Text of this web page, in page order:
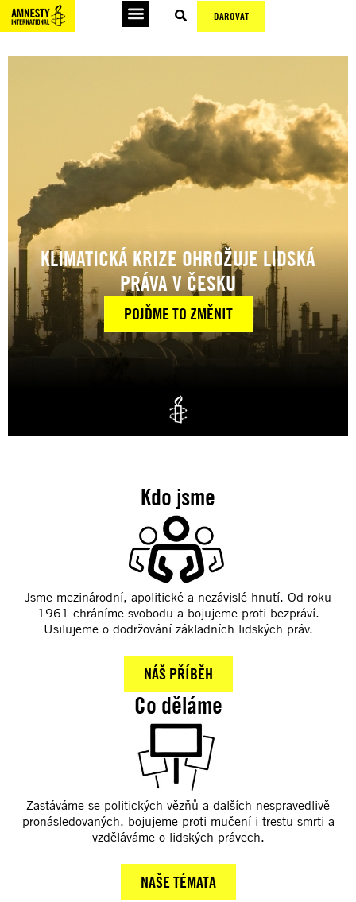
DAROVAT
KLIMATICKÁ KRIZE OHROŽUJE LIDSKÁ
PRÁVA V ČESKU
POJĎME TO ZMĚNIT
Kdo jsme
Jsme mezinárodní, apolitické a nezávislé hnutí. Od roku
1961 chráníme svobodu a bojujeme proti bezpráví.
Usilujeme o dodržování základních lidských práv.
NÁŠ PŘÍBĚH
Co děláme
Zastáváme se politických vězňů a dalších nespravedlivě
pronásledovaných, bojujeme proti mučení i trestu smrti a
vzděláváme o lidských právech.
NAŠE TÉMATA